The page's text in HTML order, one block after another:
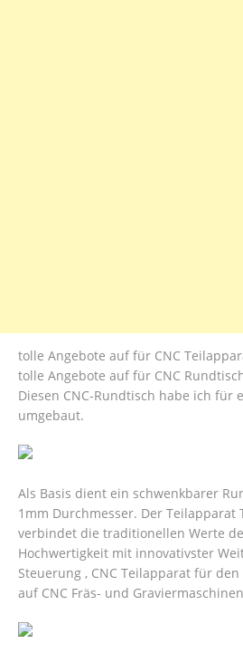
tolle Angebote auf für CNC
tolle Angebote auf für CNC
Diesen CNC-Rundtisch habe ich für
umgebaut.
Als Basis dient ein schwenkbarer
1mm Durchmesser. Der Teilapparat
verbindet die traditionellen Werte
Hochwertigkeit mit innovativster
Steuerung , CNC Teilapparat für
auf CNC Fräs- und